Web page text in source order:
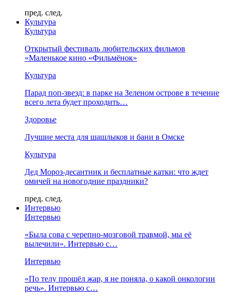
пред. след.
Культура
Культура
Открытый фестиваль любительских фильмов
«Маленькое кино «Фильмёнок»
Культура
Парад поп-звезд: в парке на Зеленом острове в течение
всего лета будет проходить…
Здоровье
Лучшие места для шашлыков и бани в Омске
Культура
Дед Мороз-десантник и бесплатные катки: что ждет
омичей на новогодние праздники?
пред. след.
Интервью
Интервью
«Была сова с черепно-мозговой травмой, мы её
вылечили». Интервью с…
Интервью
«По телу прошёл жар, я не поняла, о какой онкологии
речь». Интервью с…